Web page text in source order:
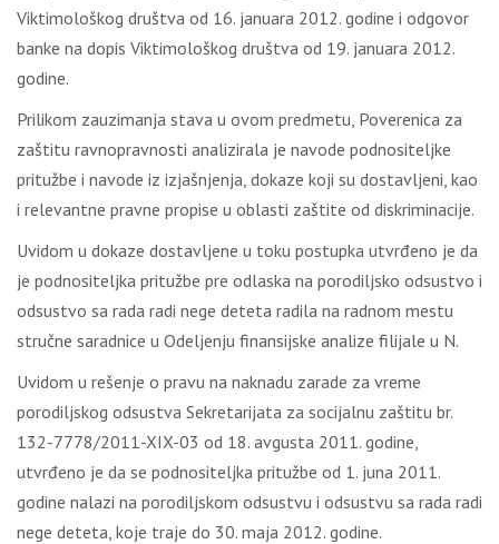
Viktimološkog društva od 16. januara 2012. godine i odgovor
banke na dopis Viktimološkog društva od 19. januara 2012.
godine.
Prilikom zauzimanja stava u ovom predmetu, Poverenica za
zaštitu ravnopravnosti analizirala je navode podnositeljke
pritužbe i navode iz izjašnjenja, dokaze koji su dostavljeni, kao
i relevantne pravne propise u oblasti zaštite od diskriminacije.
Uvidom u dokaze dostavljene u toku postupka utvrđeno je da
je podnositeljka pritužbe pre odlaska na porodiljsko odsustvo i
odsustvo sa rada radi nege deteta radila na radnom mestu
stručne saradnice u Odeljenju finansijske analize filijale u N.
Uvidom u rešenje o pravu na naknadu zarade za vreme
porodiljskog odsustva Sekretarijata za socijalnu zaštitu br.
132-7778/2011-XIX-03 od 18. avgusta 2011. godine,
utvrđeno je da se podnositeljka pritužbe od 1. juna 2011.
godine nalazi na porodiljskom odsustvu i odsustvu sa rada radi
nege deteta, koje traje do 30. maja 2012. godine.